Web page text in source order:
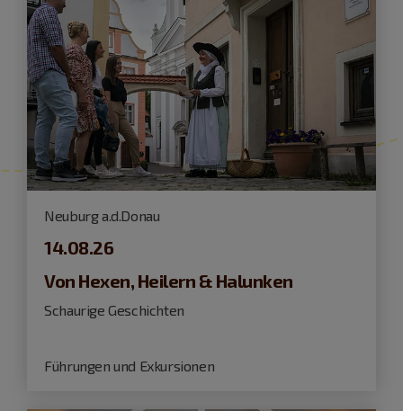
Neuburg a.d.Donau
14.08.26
Von Hexen, Heilern & Halunken
Schaurige Geschichten
Führungen und Exkursionen